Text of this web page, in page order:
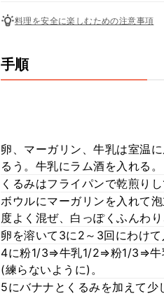
料理を安全に楽しむための注意事項
手順
卵、マーガリン、牛乳は室温
るう。牛乳にラム酒を入れる。
くるみはフライパンで乾煎り
ボウルにマーガリンを入れて
度よく混ぜ、白っぽくふんわり
卵を溶いて3に2～3回にわけて
4に粉1/3⇒牛乳1/2⇒粉1/3⇒牛
(練らないように)。
5にバナナとくるみを加えて